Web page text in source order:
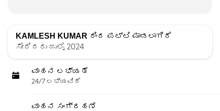
KAMLESH KUMAR ರಿಂದ ಪಟ್ಟಿ ಮಾಡಲಾಗಿದೆ
ಸೇರಿದರು ಜುಲೈ 2024
ವಾಹನ ಲಭ್ಯತೆ
24/7 ಲಭ್ಯವಿದೆ
ವಾಹನ ಸಂಗ್ರಹಣೆ